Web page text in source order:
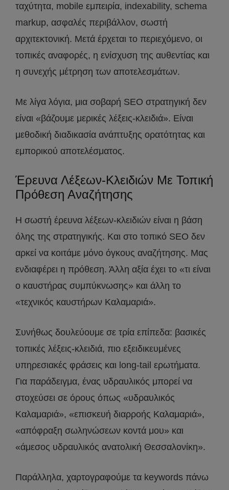
ταχύτητα, mobile εμπειρία, indexability, schema
markup, ασφαλές περιβάλλον, σωστή
αρχιτεκτονική. Μετά έρχεται το περιεχόμενο, οι
τοπικές αναφορές, η ενίσχυση της αυθεντίας και
η συνεχής μέτρηση των αποτελεσμάτων.
Με λίγα λόγια, μια σοβαρή SEO στρατηγική δεν
είναι «βάζουμε μερικές λέξεις-κλειδιά». Είναι
μεθοδική διαδικασία ανάπτυξης ορατότητας και
εμπορικού αποτελέσματος.
Έρευνα Λέξεων-Κλειδιών Με Τοπική
Πρόθεση Αναζήτησης
Η σωστή έρευνα λέξεων-κλειδιών είναι η βάση
όλης της στρατηγικής. Και στο τοπικό SEO δεν
αρκεί να κοιτάμε μόνο όγκους αναζήτησης. Μας
ενδιαφέρει η πρόθεση. Άλλη αξία έχει το «τι είναι
ο καυστήρας συμπύκνωσης» και άλλη το
«τεχνικός καυστήρων Καλαμαριά».
Συνήθως δουλεύουμε σε τρία επίπεδα: βασικές
τοπικές λέξεις-κλειδιά, πιο εξειδικευμένες
υπηρεσιακές φράσεις και long-tail ερωτήματα.
Για παράδειγμα, ένας υδραυλικός μπορεί να
στοχεύσει σε όρους όπως «υδραυλικός
Καλαμαριά», «επισκευή διαρροής Καλαμαριά»,
«απόφραξη σωληνώσεων κοντά μου» και
«άμεσος υδραυλικός ανατολική Θεσσαλονίκη».
Παράλληλα, χαρτογραφούμε τα keywords πάνω